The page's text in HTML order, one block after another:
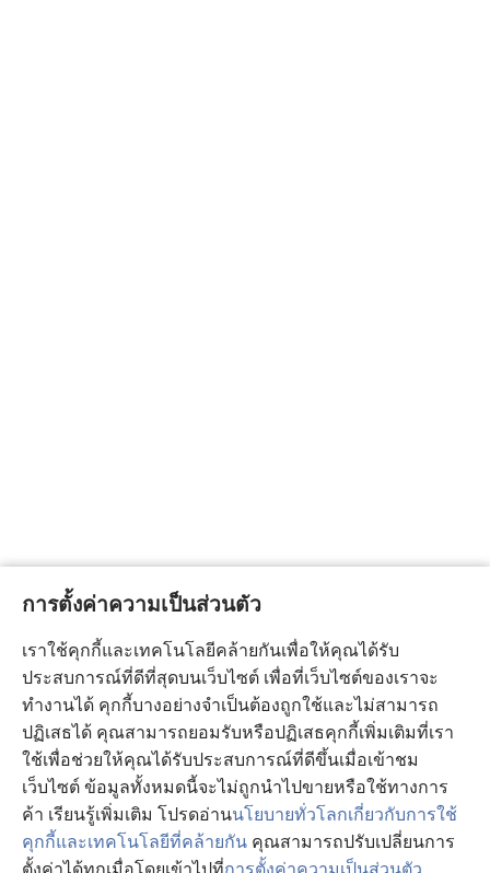
การตั้งค่าความเป็นส่วนตัว
เราใช้คุกกี้และเทคโนโลยีคล้ายกันเพื่อให้คุณได้รับ
ประสบการณ์ที่ดีที่สุดบนเว็บไซต์ เพื่อที่เว็บไซต์ของเราจะ
ทำงานได้ คุกกี้บางอย่างจำเป็นต้องถูกใช้และไม่สามารถ
ปฏิเสธได้ คุณสามารถยอมรับหรือปฏิเสธคุกกี้เพิ่มเติมที่เรา
ใช้เพื่อช่วยให้คุณได้รับประสบการณ์ที่ดีขึ้นเมื่อเข้าชม
เว็บไซต์ ข้อมูลทั้งหมดนี้จะไม่ถูกนำไปขายหรือใช้ทางการ
ค้า เรียนรู้เพิ่มเติม โปรดอ่านนโยบายทั่วโลกเกี่ยวกับการใช้
คุกกี้และเทคโนโลยีที่คล้ายกัน คุณสามารถปรับเปลี่ยนการ